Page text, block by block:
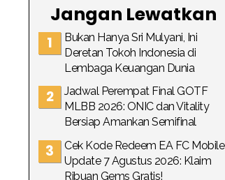
Jangan Lewatkan
Bukan Hanya Sri Mulyani, Ini
Deretan Tokoh Indonesia di
Lembaga Keuangan Dunia
Jadwal Perempat Final GOTF
MLBB 2026: ONIC dan Vitality
Bersiap Amankan Semifinal
Cek Kode Redeem EA FC Mobile
Update 7 Agustus 2026: Klaim
Ribuan Gems Gratis!